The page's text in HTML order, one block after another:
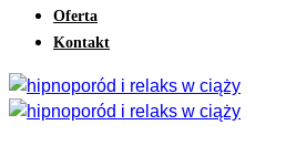
Oferta
Kontakt